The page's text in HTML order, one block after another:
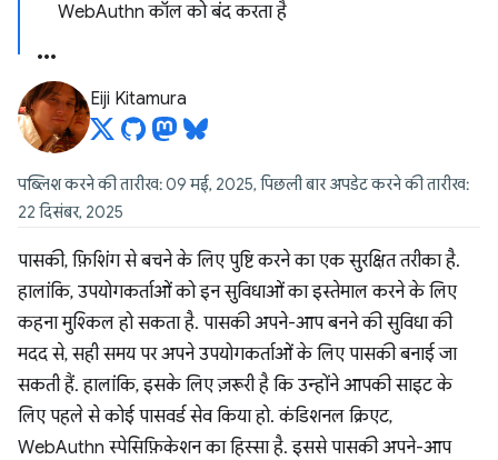
WebAuthn कॉल को बंद करता है
Eiji Kitamura
पब्लिश करने की तारीख: 09 मई, 2025, पिछली बार अपडेट करने की तारीख:
22 दिसंबर, 2025
पासकी, फ़िशिंग से बचने के लिए पुष्टि करने का एक सुरक्षित तरीका है.
हालांकि, उपयोगकर्ताओं को इन सुविधाओं का इस्तेमाल करने के लिए
कहना मुश्किल हो सकता है. पासकी अपने-आप बनने की सुविधा की
मदद से, सही समय पर अपने उपयोगकर्ताओं के लिए पासकी बनाई जा
सकती हैं. हालांकि, इसके लिए ज़रूरी है कि उन्होंने आपकी साइट के
लिए पहले से कोई पासवर्ड सेव किया हो. कंडिशनल क्रिएट,
WebAuthn स्पेसिफ़िकेशन का हिस्सा है. इससे पासकी अपने-आप